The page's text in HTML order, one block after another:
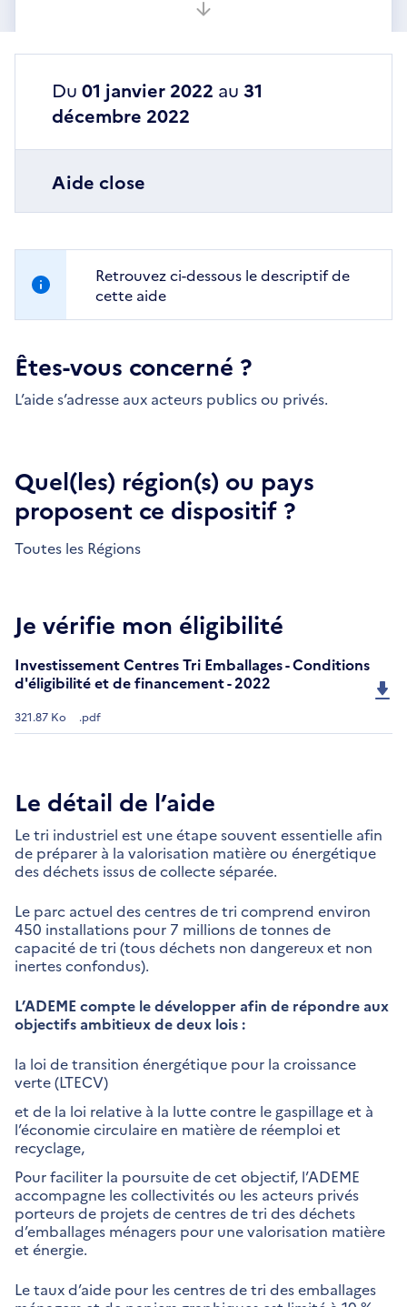
Du 01 janvier 2022 au 31
décembre 2022
Aide close
Retrouvez ci-dessous le descriptif de
cette aide
Êtes-vous concerné ?
L’aide s’adresse aux acteurs publics ou privés.
Quel(les) région(s) ou pays
proposent ce dispositif ?
Toutes les Régions
Je vérifie mon éligibilité
Investissement Centres Tri Emballages - Conditions
d'éligibilité et de financement - 2022
321.87 Ko .pdf
Le détail de l’aide
Le tri industriel est une étape souvent essentielle afin
de préparer à la valorisation matière ou énergétique
des déchets issus de collecte séparée.
Le parc actuel des centres de tri comprend environ
450 installations pour 7 millions de tonnes de
capacité de tri (tous déchets non dangereux et non
inertes confondus).
L’ADEME compte le développer afin de répondre aux
objectifs ambitieux de deux lois :​
la loi de transition énergétique pour la croissance
verte (LTECV)
et de la loi relative à la lutte contre le gaspillage et à
l’économie circulaire en matière de réemploi et
recyclage,
Pour faciliter la poursuite de cet objectif, l’ADEME
accompagne les collectivités ou les acteurs privés
porteurs de projets de centres de tri des déchets
d’emballages ménagers pour une valorisation matière
et énergie.
Le taux d’aide pour les centres de tri des emballages